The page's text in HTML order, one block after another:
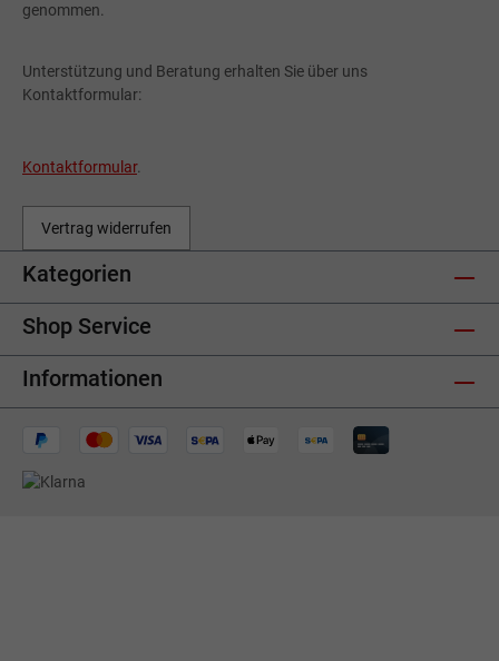
genommen.
Unterstützung und Beratung erhalten Sie über uns
Kontaktformular:
Kontaktformular.
Vertrag widerrufen
Kategorien
Shop Service
Informationen